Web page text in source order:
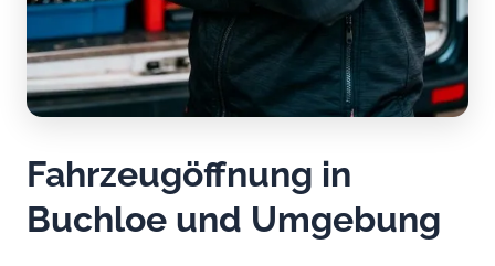
Fahrzeugöffnung in
Buchloe und Umgebung